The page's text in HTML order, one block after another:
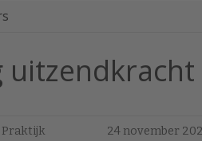
Praktijk 24 november